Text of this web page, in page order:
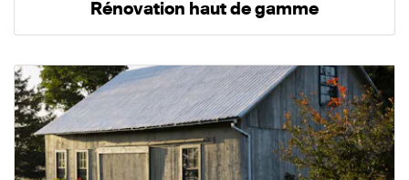
Rénovation haut de gamme